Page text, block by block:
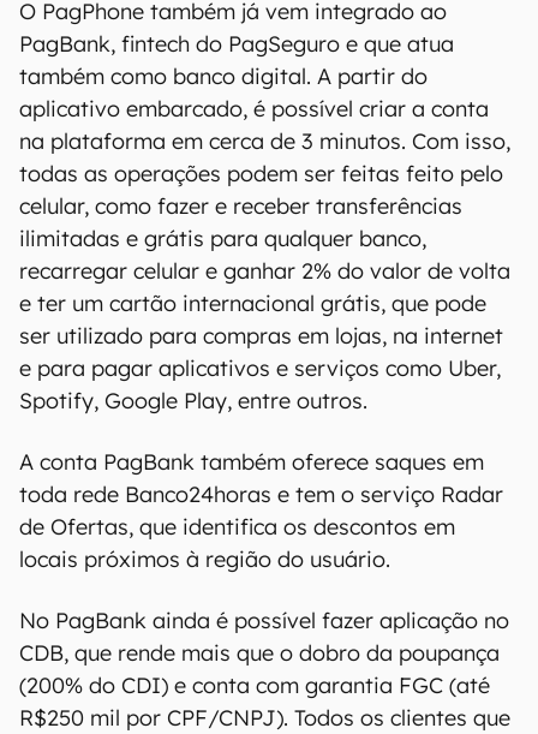
Serviços de banco digital
O PagPhone também já vem integrado ao
PagBank, fintech do PagSeguro e que atua
também como banco digital. A partir do
aplicativo embarcado, é possível criar a conta
na plataforma em cerca de 3 minutos. Com isso,
todas as operações podem ser feitas feito pelo
celular, como fazer e receber transferências
ilimitadas e grátis para qualquer banco,
recarregar celular e ganhar 2% do valor de volta
ser utilizado para compras em lojas, na internet
e para pagar aplicativos e serviços como Uber,
Spotify, Google Play, entre outros.